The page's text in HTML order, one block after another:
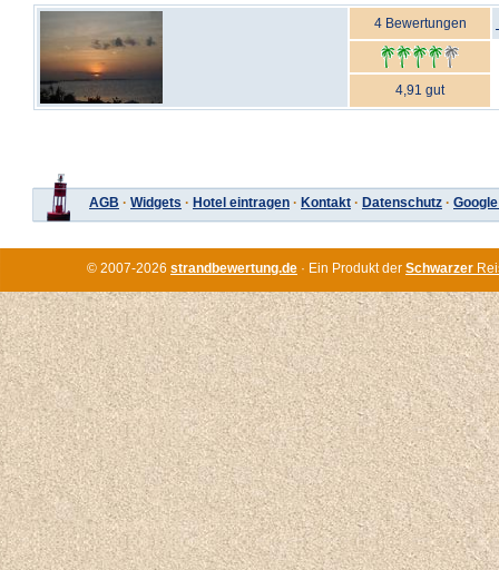
4 Bewertungen
4,91 gut
AGB · Widgets · Hotel eintragen · Kontakt · Datenschutz ·
© 2007-2026 strandbewertung.de · Ein Produkt der Schwarzer